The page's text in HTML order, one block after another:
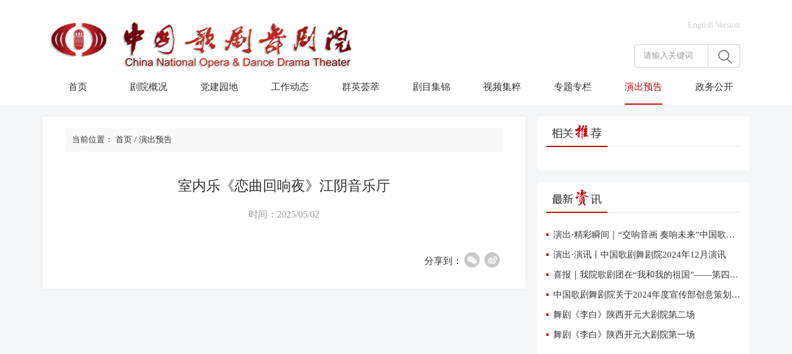
English Version
首页 剧院概况 党建园地 工作动态 群英荟萃 剧目集锦 视频集粹 专题专栏 演出预告 政务公开
当前位置： 首页 / 演出预告
室内乐《恋曲回响夜》江阴音乐厅
时间：2025/05/02
分享到：
演出·精彩瞬间｜“交响音画 奏响未来”中国歌剧舞剧院交响音乐会在雄安上演
演出·演讯丨中国歌剧舞剧院2024年12月演讯
喜报｜我院歌剧团在“我和我的祖国”——第四届优秀网络短视频大赛中荣获三项大奖
中国歌剧舞剧院关于2024年度宣传部创意策划复试有关事项的通知
舞剧《李白》陕西开元大剧院第二场
舞剧《李白》陕西开元大剧院第一场